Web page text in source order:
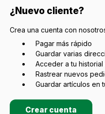
¿Nuevo cliente?
Crea una cuenta con
Pagar más rápido
Guardar varias
Acceder a tu
Rastrear nuevos
Guardar artículos en
Crear cuenta